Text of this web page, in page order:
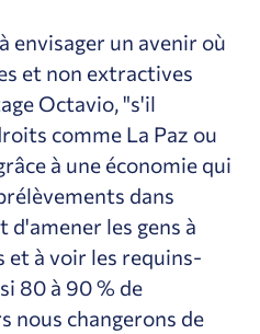
envisager un avenir où
et non extractives
Octavio, "s'il
comme La Paz ou
à une économie qui
dans
d'amener les gens à
et à voir les requins-
80 à 90 % de
nous changerons de